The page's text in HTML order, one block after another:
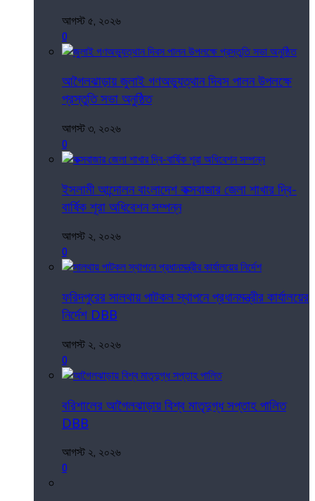
আগস্ট ৫, ২০২৬
0
আগৈলঝাড়ায় জুলাই গণঅভ্যুত্থান দিবস পালন উপলক্ষে
প্রস্তুতি সভা অনুষ্ঠিত
আগস্ট ৩, ২০২৬
0
ইসলামী আন্দোলন বাংলাদেশ কক্সবাজার জেলা শাখার দ্বি-
বার্ষিক শূরা অধিবেশন সম্পন্ন
আগস্ট ২, ২০২৬
0
ফরিদপুরের সালথায় পাটকল স্থাপনে প্রধানমন্ত্রীর কার্যালয়ের
নির্দেশ DBB
আগস্ট ২, ২০২৬
0
বরিশালের আগৈলঝাড়ায় বিশ্ব মাতৃদুগ্ধ সপ্তাহ পালিত
DBB
আগস্ট ২, ২০২৬
0